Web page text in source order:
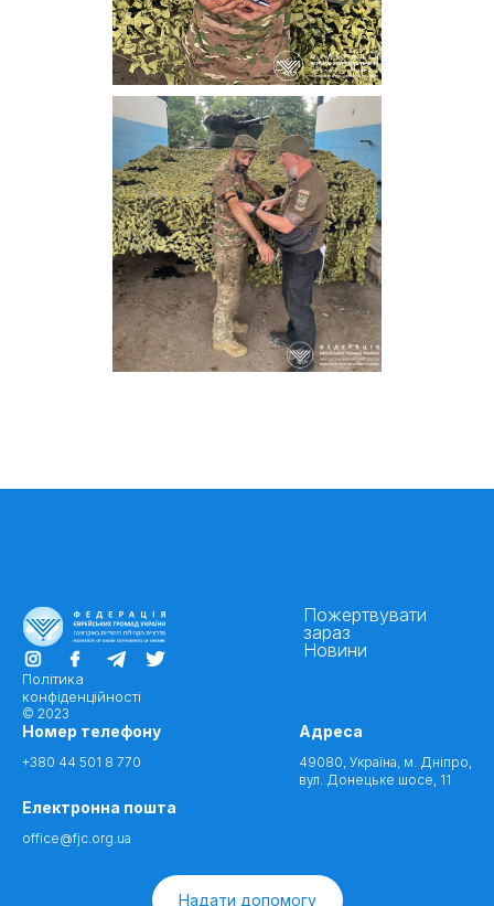
© 2023
Політика
конфіденційності
Номер телефону
+380 44 501 8 770
Електронна пошта
office@fjc.org.ua
Адреса
49080, Україна, м. Дніпро,
вул. Донецьке шосе, 11
Пожертвувати
зараз
Новини
Надати допомогу